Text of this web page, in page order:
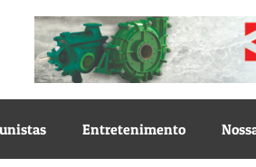
Entretenimento